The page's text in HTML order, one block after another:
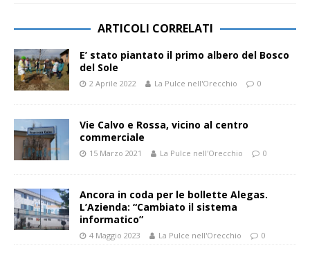
ARTICOLI CORRELATI
E’ stato piantato il primo albero del Bosco
del Sole
2 Aprile 2022 La Pulce nell'Orecchio 0
Vie Calvo e Rossa, vicino al centro
commerciale
15 Marzo 2021 La Pulce nell'Orecchio 0
Ancora in coda per le bollette Alegas.
L’Azienda: “Cambiato il sistema
informatico”
4 Maggio 2023 La Pulce nell'Orecchio 0